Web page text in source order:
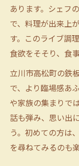
あります。シェフ
で、料理が出来上
す。このライブ調
食欲をそそり、食
立川市高松町の鉄
で、より臨場感あ
や家族の集まりで
話も弾み、思い出
う。初めての方は
を尋ねてみるのも